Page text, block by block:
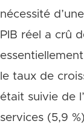
nécessité
PIB réel a crû
le taux de
était suivie de
services (5,9